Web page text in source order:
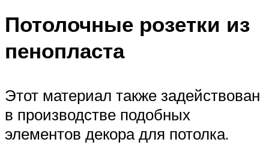
Потолочные розетки из
пенопласта
Этот материал также задействован
в производстве подобных
элементов декора для потолка.